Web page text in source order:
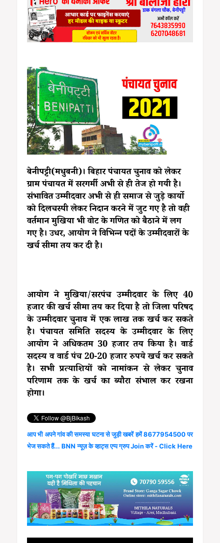
बेनीपट्टी(मधुबनी)। बिहार पंचायत चुनाव को लेकर
ग्राम पंचायत में सरगर्मी अभी से ही तेज हो गयी है।
संभावित उम्मीदवार अभी से ही समाज से जुड़े कार्यो
को दिलचस्पी लेकर निदान करने में जुट गए है तो वही
वर्तमान मुखिया भी वोट के गणित को बैठाने में लग
गए है। उधर, आयोग ने विभिन्न पदों के उम्मीदवारों के
खर्च सीमा तय कर दी है।
आयोग ने मुखिया/सरपंच उम्मीदवार के लिए 40
हजार की खर्च सीमा तय कर दिया है तो जिला परिषद
के उम्मीदवार चुनाव में एक लाख तक खर्च कर सकते
है। पंचायत समिति सदस्य के उम्मीदवार के लिए
आयोग ने अधिकतम 30 हजार तय किया है। वार्ड
सदस्य व वार्ड पंच 20-20 हजार रुपये खर्च कर सकते
है। सभी प्रत्याशियों को नामांकन से लेकर चुनाव
परिणाम तक के खर्च का ब्यौरा संभाल कर रखना
होगा।
आप भी अपने गांव की समस्या घटना से जुड़ी खबरें हमें 8677954500 पर
भेज सकते हैं... BNN न्यूज़ के व्हाट्स एप्प ग्रुप Join करें - Click Here